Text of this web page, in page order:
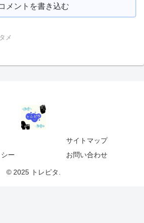
メントを書き込む
メ
サイトマップ
ー
お問い合わせ
© 2025 トレピタ.